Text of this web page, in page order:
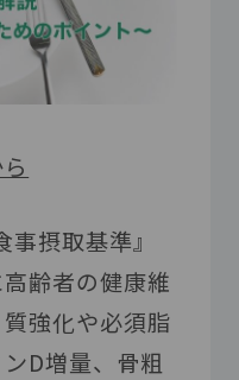
摂取基準』
齢者の健康維
強化や必須脂
D増量、骨粗